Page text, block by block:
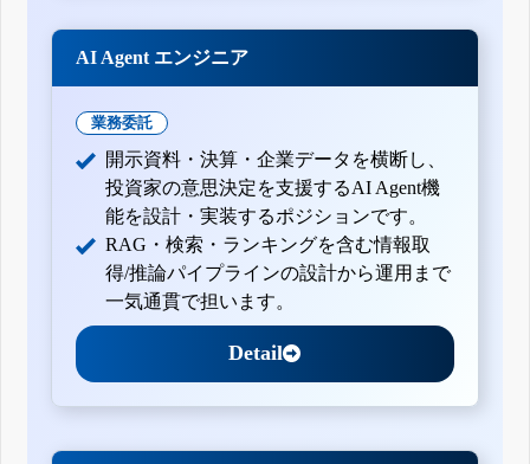
AI Agent エンジニア
業務委託
開示資料・決算・企業データを横断し、
投資家の意思決定を支援するAI Agent機
能を設計・実装するポジションです。
RAG・検索・ランキングを含む情報取
得/推論パイプラインの設計から運用まで
一気通貫で担います。
Detail